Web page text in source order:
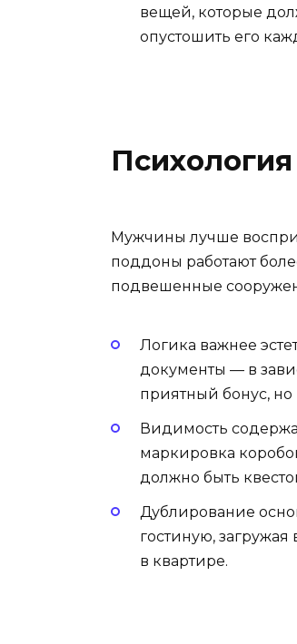
вещей, которые
опустошить его
Мужчины лучше
поддоны работают
подвешенные
Логика важнее
документы — в
приятный бонус, но
Видимость
маркировка
должно быть
Дублирование
гостиную,
в квартире.